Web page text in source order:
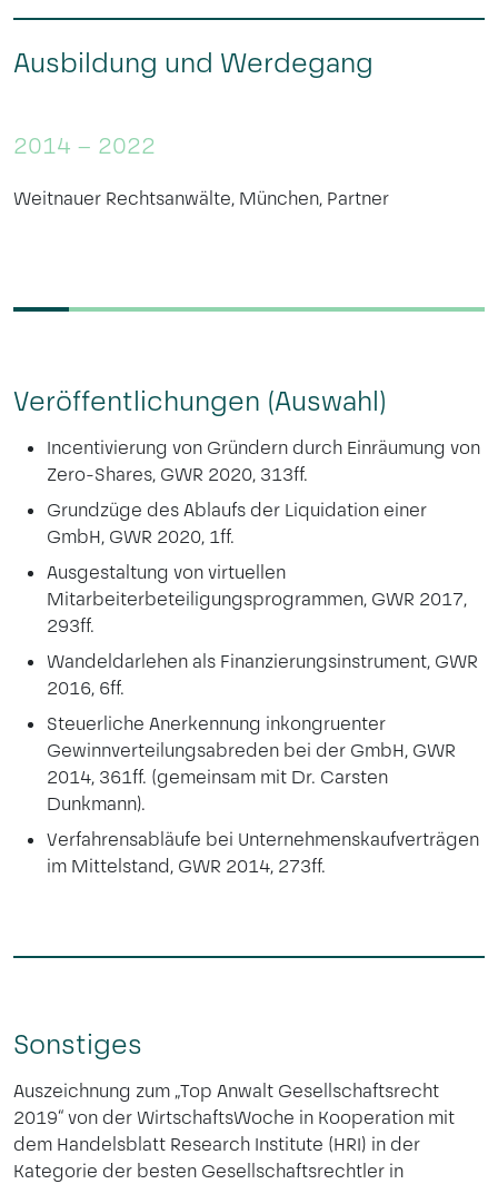
Ausbildung und Werdegang
2014 – 2022
Weitnauer Rechtsanwälte, München, Partner
Veröffentlichungen (Auswahl)
Incentivierung von Gründern durch Einräumung von
Zero-Shares, GWR 2020, 313ff.
Grundzüge des Ablaufs der Liquidation einer
GmbH, GWR 2020, 1ff.
Ausgestaltung von virtuellen
Mitarbeiterbeteiligungsprogrammen, GWR 2017,
293ff.
Wandeldarlehen als Finanzierungsinstrument, GWR
2016, 6ff.
Steuerliche Anerkennung inkongruenter
Gewinnverteilungsabreden bei der GmbH, GWR
2014, 361ff. (gemeinsam mit Dr. Carsten
Dunkmann).
Verfahrensabläufe bei Unternehmenskaufverträgen
im Mittelstand, GWR 2014, 273ff.
Sonstiges
Auszeichnung zum „Top Anwalt Gesellschaftsrecht
2019“ von der WirtschaftsWoche in Kooperation mit
dem Handelsblatt Research Institute (HRI) in der
Kategorie der besten Gesellschaftsrechtler in